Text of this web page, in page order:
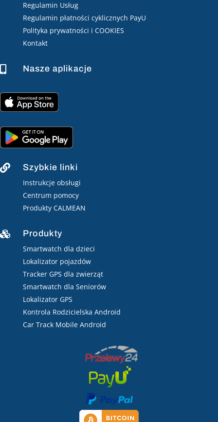
Regulamin Usług
Regulamin płatności cyklicznych PayU
Polityka prywatności i COOKIES
Kontakt
 Nasze aplikacje
 Szybkie linki
Instrukcje obsługi
Centrum pomocy
Produkty CALMEAN
 Produkty
Smartwatch dla dzieci
Lokalizator pojazdów
Tracker GPS dla zwierząt
Smartwatch dla Seniorów
Lokalizator GPS
Kontrola Rodzicielska Android
Car Track Mobile Android